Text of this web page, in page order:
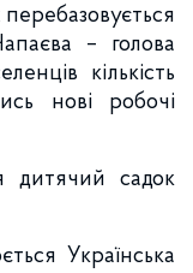
перебазовується
– голова
кількість
нові робочі
садок
Українська